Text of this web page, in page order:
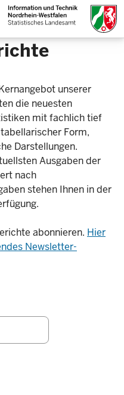
unserer
die neuesten
mit fachlich tief
Form,
Darstellungen.
Ausgaben der
nach
stehen Ihnen in der
abonnieren. Hier
Newsletter-